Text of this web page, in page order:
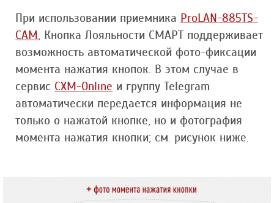
При использовании приемника ProLAN-885TS-
CAM, Кнопка Лояльности СМАРТ поддерживает
возможность автоматической фото-фиксации
момента нажатия кнопок. В этом случае в
сервис CXM-Online и группу Telegram
автоматически передается информация не
только о нажатой кнопке, но и фотография
момента нажатия кнопки; см. рисунок ниже.